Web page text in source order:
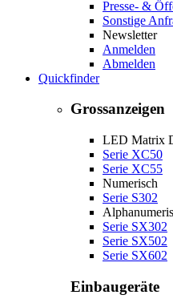
Presse- &
Sonstige
Newsletter
Anmelden
Abmelden
Quickfinder
Grossanzeigen
LED Matrix
Serie XC50
Serie XC55
Numerisch
Serie S302
Serie SX302
Serie SX502
Serie SX602
Einbaugeräte